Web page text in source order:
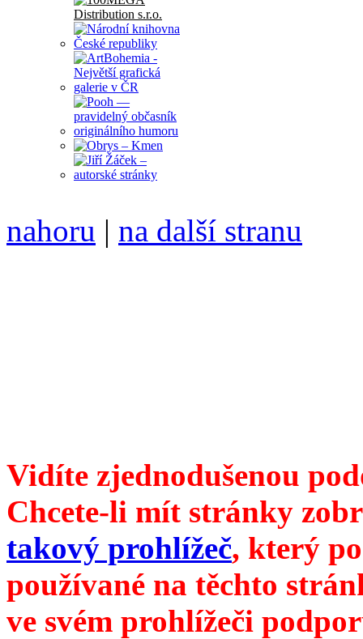
nahoru | na další stranu
Vidíte zjednodušenou
Chcete-li mít stránky
takový prohlížeč, který
používané na těchto
ve svém prohlížeči